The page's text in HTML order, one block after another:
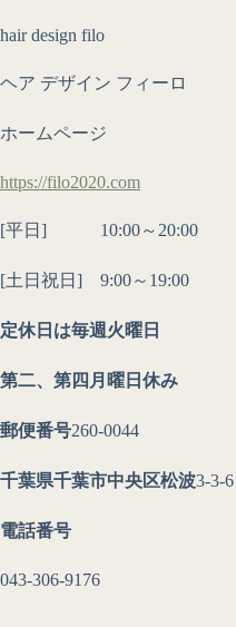
hair design filo
ヘア デザイン フィーロ
ホームページ
https://filo2020.com
[平日] 10:00～20:00
[土日祝日] 9:00～19:00
定休日は毎週火曜日
第二、第四月曜日休み
郵便番号260-0044
千葉県千葉市中央区松波3-3-6
電話番号
043-306-9176